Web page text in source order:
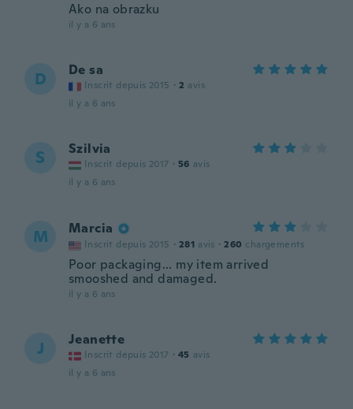
Ako na obrazku
il y a 6 ans
D De sa
Inscrit depuis 2015 · 2 avis
il y a 6 ans
S Szilvia
Inscrit depuis 2017 · 56 avis
il y a 6 ans
M Marcia
Inscrit depuis 2015 · 281 avis · 260 chargements
Poor packaging... my item arrived
smooshed and damaged.
il y a 6 ans
J Jeanette
Inscrit depuis 2017 · 45 avis
il y a 6 ans